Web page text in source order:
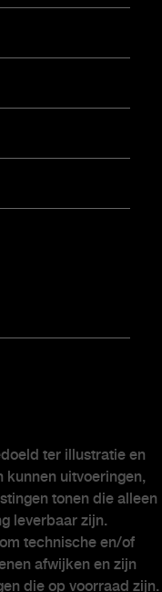
wagens
ter illustratie en
kunnen uitvoeringen,
tonen die alleen
leverbaar zijn.
technische en/of
afwijken en zijn
die op voorraad zijn.